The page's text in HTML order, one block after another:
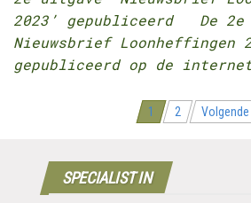
2023’ gepubliceerd De 2e
Nieuwsbrief Loonheffingen
gepubliceerd op de
1 2 Volgende
SPECIALIST IN